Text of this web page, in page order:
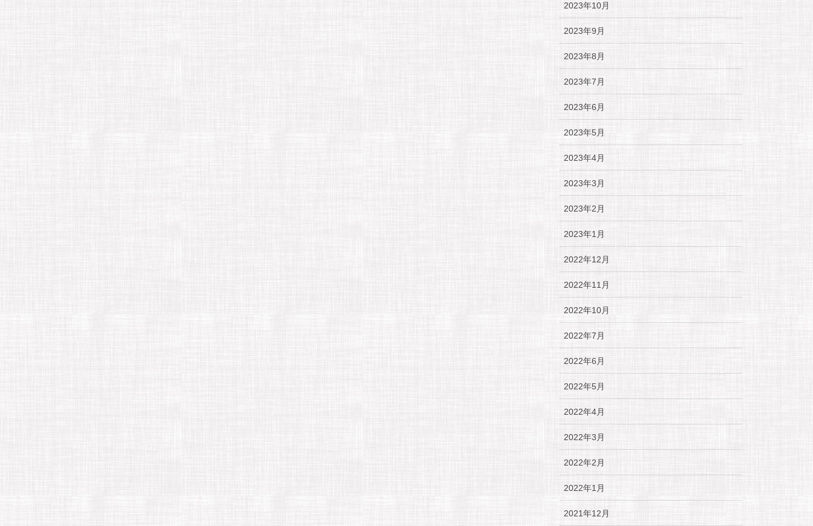
2023年10月
2023年9月
2023年8月
2023年7月
2023年6月
2023年5月
2023年4月
2023年3月
2023年2月
2023年1月
2022年12月
2022年11月
2022年10月
2022年7月
2022年6月
2022年5月
2022年4月
2022年3月
2022年2月
2022年1月
2021年12月